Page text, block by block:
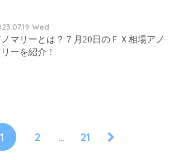
Wed
ノマリーとは？７月20日のＦＸ相場アノ
ーを紹介！
1 2 … 21